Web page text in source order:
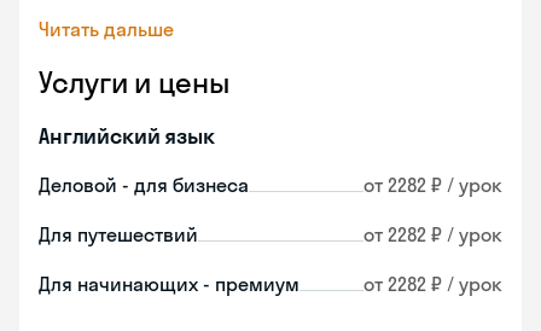
Читать дальше
Услуги и цены
Английский язык
Деловой - для бизнеса от 2282 ₽ / урок
Для путешествий от 2282 ₽ / урок
Для начинающих - премиум от 2282 ₽ / урок